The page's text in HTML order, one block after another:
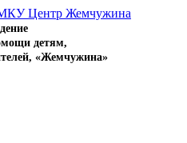
детям,
«Жемчужина»